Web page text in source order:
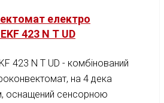
електро
423 N T UD
423 N T UD - комбінований
на 4 дека
оснащений сенсорною